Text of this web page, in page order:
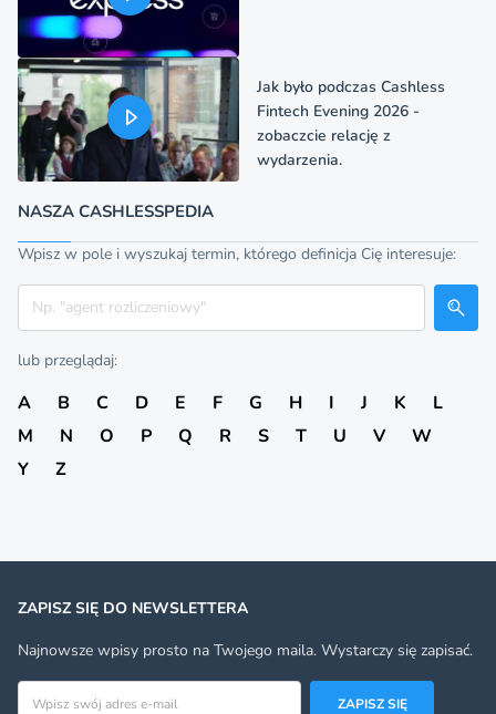
Jak było podczas Cashless
Fintech Evening 2026 -
zobaczcie relację z
wydarzenia.
NASZA CASHLESSPEDIA
Wpisz w pole i wyszukaj termin, którego definicja Cię interesuje:
Szukaj
lub przeglądaj:
A B C D E F G H I J K
L
M
N O P Q R S T U V
W
Y
Z
ZAPISZ SIĘ DO NEWSLETTERA
Najnowsze wpisy prosto na Twojego maila. Wystarczy się zapisać.
Adres email
ZAPISZ SIĘ